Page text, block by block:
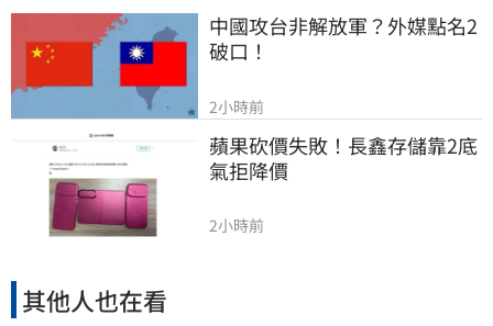
中國攻台非解放軍？外媒點名2
破口！
2小時前
蘋果砍價失敗！長鑫存儲靠2底
氣拒降價
2小時前
其他人也在看